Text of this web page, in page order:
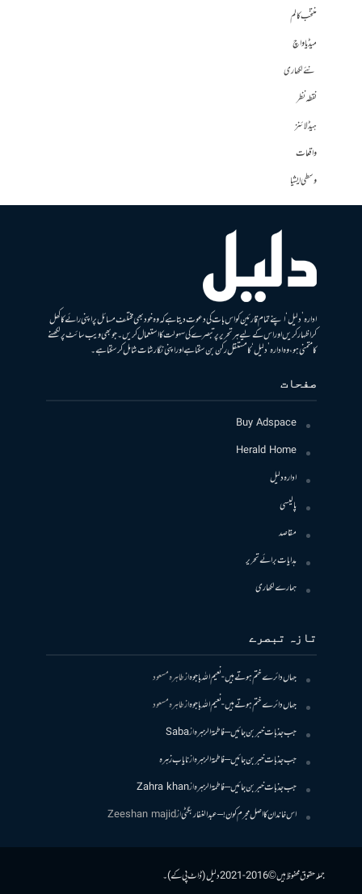
منتخب کالم
میڈیا واچ
نئے لکھاری
نقطہ نظر
ہیڈلائنز
واقعات
وسطی ایشیا
ادارہ ’دلیل‘ اپنے تمام قارئین کو اس بات کی دعوت دیتا ہے کہ وہ خود بھی مختلف مسائل پر اپنی رائے کا کھل
کر اظہار کریں اور اس کے لیے ہر تحریر پر تبصرے کی سہولت کا استعمال کریں۔ جو بھی ویب سائٹ پر لکھنے
کا متمنی ہو، وہ ادارہ ’دلیل‘ کا مستقل رکن بن سکتا ہے اور اپنی نگارشات شامل کرسکتا ہے۔
صفحات
Buy Adspace
Herald Home
ادارہ دلیل
پالیسی
مقاصد
ہدایات برائے تحریر
ہمارے لکھاری
تازہ تبصرے
جہاں دائرے ختم ہوتے ہیں- نعیم اللہ باجوہازطاہرہ مسعود
جہاں دائرے ختم ہوتے ہیں- نعیم اللہ باجوہازطاہرہ مسعود
جب جذبات خبر بن جائیں – فاطمۃالزہرہازSaba
جب جذبات خبر بن جائیں – فاطمۃالزہرہازنایاب زہرہ
جب جذبات خبر بن جائیں – فاطمۃالزہرہازZahra khan
اس خاندان کا اصل مجرم کون! – عبدالغفار بگٹیازZeeshan majid
جملہ حقوق محفوظ ہیں © 2016-2021 دلیل (ڈاٹ پی کے)۔